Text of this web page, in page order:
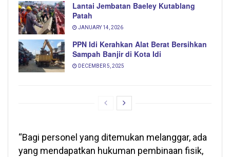
Lantai Jembatan Baeley Kutablang
Patah
JANUARY 14, 2026
PPN Idi Kerahkan Alat Berat Bersihkan
Sampah Banjir di Kota Idi
DECEMBER 5, 2025
“Bagi personel yang ditemukan melanggar, ada
yang mendapatkan hukuman pembinaan fisik,